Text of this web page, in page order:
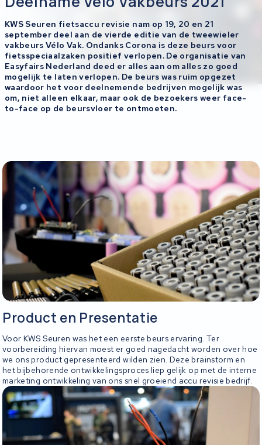
KWS Seuren fietsaccu revisie nam op 19, 20 en 21
september deel aan de vierde editie van de tweewieler
vakbeurs Vélo Vak. Ondanks Corona is deze beurs voor
fietsspeciaalzaken positief verlopen. De organisatie van
Easyfairs Nederland deed er alles aan om alles zo goed
mogelijk te laten verlopen. De beurs was ruim opgezet
waardoor het voor deelnemende bedrijven mogelijk was
om, niet alleen elkaar, maar ook de bezoekers weer face-
to-face op de beursvloer te ontmoeten.
Product en Presentatie
Voor KWS Seuren was het een eerste beurs ervaring. Ter
voorbereiding hiervan moest er goed nagedacht worden over hoe
we ons product gepresenteerd wilden zien. Deze brainstorm en
het bijbehorende ontwikkelingsproces liep gelijk op met de interne
marketing ontwikkeling van ons snel groeiend accu revisie bedrijf.